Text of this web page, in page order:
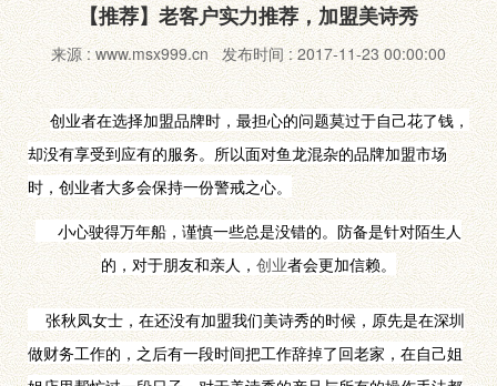
【推荐】老客户实力推荐，加盟美诗秀
来源 : www.msx999.cn 发布时间 : 2017-11-23 00:00:00
创业者在选择加盟品牌时，最担心的问题莫过于自己花了钱，
却没有享受到应有的服务。 所以面对鱼龙混杂的品牌加盟市场
时，创业者大多会保持一份警戒之心。
小心驶得万年船，谨慎一些总是没错的。防备是针对陌生人
的，对于朋友和亲人， 创业者会更加信赖。
张秋凤女士，在还没有加盟我们美诗秀的时候，原先是在深圳
做财务工作的，之后有一段时间把工作辞掉了回老家，在自己姐